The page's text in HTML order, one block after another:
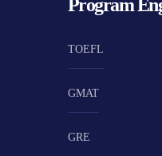
Program
TOEFL
GMAT
GRE